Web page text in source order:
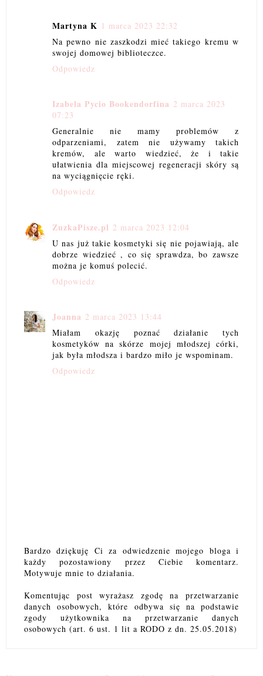
Martyna K 1 marca 2023 22:32
Na pewno nie zaszkodzi mieć takiego kremu w
swojej domowej biblioteczce.
Odpowiedz
Izabela Pycio Bookendorfina 2 marca 2023
07:23
Generalnie nie mamy problemów z
odparzeniami, zatem nie używamy takich
kremów, ale warto wiedzieć, że i takie
ułatwienia dla miejscowej regeneracji skóry są
na wyciągnięcie ręki.
Odpowiedz
ZuzkaPisze.pl 2 marca 2023 12:04
U nas już takie kosmetyki się nie pojawiają, ale
dobrze wiedzieć , co się sprawdza, bo zawsze
można je komuś polecić.
Odpowiedz
Joanna 2 marca 2023 13:44
Miałam okazję poznać działanie tych
kosmetyków na skórze mojej młodszej córki,
jak była młodsza i bardzo miło je wspominam.
Odpowiedz
Bardzo dziękuję Ci za odwiedzenie mojego bloga i
każdy pozostawiony przez Ciebie komentarz.
Motywuje mnie to działania.
Komentując post wyrażasz zgodę na przetwarzanie
danych osobowych, które odbywa się na podstawie
zgody użytkownika na przetwarzanie danych
osobowych (art. 6 ust. 1 lit a RODO z dn. 25.05.2018)